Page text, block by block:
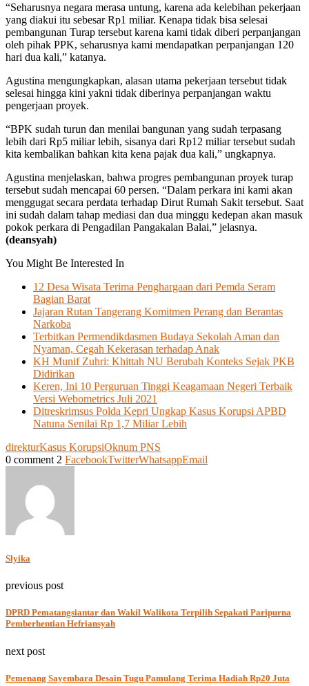
“Seharusnya negara merasa untung, karena ada kelebihan pekerjaan
yang diakui itu sebesar Rp1 miliar. Kenapa tidak bisa selesai
pembangunan Turap tersebut karena kami tidak diberi perpanjangan
oleh pihak PPK, seharusnya kami mendapatkan perpanjangan 120
hari dua kali,” katanya.
Agustina mengungkapkan, alasan utama pekerjaan tersebut tidak
selesai hingga kini yakni tidak diberinya perpanjangan waktu
pengerjaan proyek.
“BPK sudah turun dan menilai bangunan yang sudah terpasang
lebih dari Rp5 miliar lebih, sisanya dari Rp12 miliar tersebut sudah
kita kembalikan bahkan kita kena pajak dua kali,” ungkapnya.
Agustina menjelaskan, bahwa progres pembangunan proyek turap
tersebut sudah mencapai 60 persen. “Dalam perkara ini kami akan
menggugat secara perdata terhadap Dirut Rumah Sakit tersebut. Saat
ini sudah dalam tahap mediasi dan dua minggu kedepan akan masuk
pokok perkara di Pengadilan Pangakalan Balai,” jelasnya.
(deansyah)
You Might Be Interested In
12 Desa Wisata Terima Penghargaan dari Pemda Seram
Bagian Barat
Jajaran Rutan Tangerang Komitmen Perang dan Berantas
Narkoba
Terbitkan Permendikdasmen Budaya Sekolah Aman dan
Nyaman, Cegah Kekerasan terhadap Anak
KH Munif Zuhri: Khittah NU Berubah Konteks Sejak PKB
Didirikan
Keren, Ini 10 Perguruan Tinggi Keagamaan Negeri Terbaik
Versi Webometrics Juli 2021
Ditreskrimsus Polda Kepri Ungkap Kasus Korupsi APBD
Natuna Senilai Rp 1,7 Miliar Lebih
direkturKasus KorupsiOknum PNS
0 comment 2 FacebookTwitterWhatsappEmail
Slyika
previous post
DPRD Pematangsiantar dan Wakil Walikota Terpilih Sepakati Paripurna
Pemberhentian Hefriansyah
next post
Pemenang Sayembara Desain Tugu Pamulang Terima Hadiah Rp20 Juta